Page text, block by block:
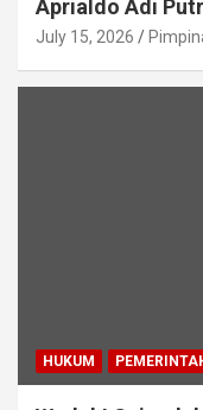
Aprialdo Adi
July 15, 2026
HUKUM